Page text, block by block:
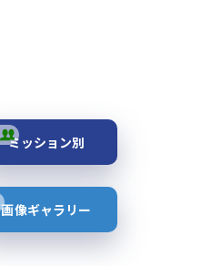
ミッション別
画像ギャラリー